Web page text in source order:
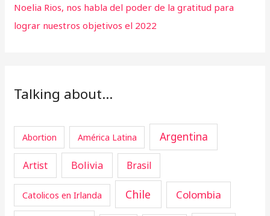
Noelia Rios, nos habla del poder de la gratitud para
lograr nuestros objetivos el 2022
Talking about…
Abortion América Latina Argentina
Artist Bolivia Brasil
Catolicos en Irlanda Chile Colombia